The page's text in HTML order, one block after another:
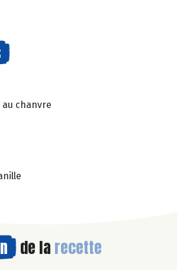
au chanvre
de la recette